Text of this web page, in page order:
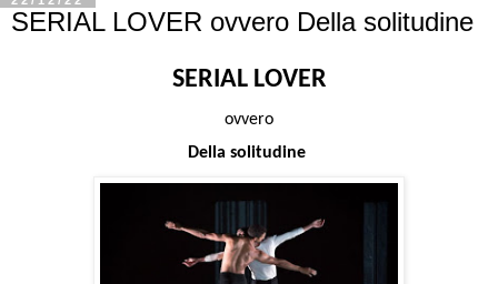
SERIAL LOVER ovvero Della solitudine
SERIAL LOVER
ovvero
Della solitudine